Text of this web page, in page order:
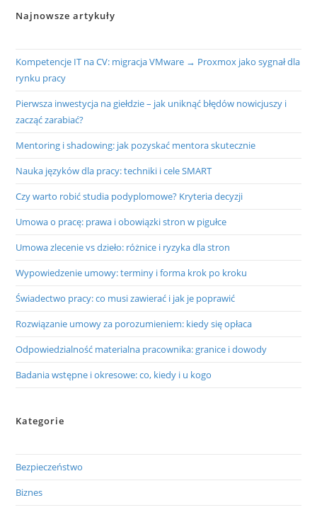
Najnowsze artykuły
Kompetencje IT na CV: migracja VMware → Proxmox jako sygnał dla
rynku pracy
Pierwsza inwestycja na giełdzie – jak uniknąć błędów nowicjuszy i
zacząć zarabiać?
Mentoring i shadowing: jak pozyskać mentora skutecznie
Nauka języków dla pracy: techniki i cele SMART
Czy warto robić studia podyplomowe? Kryteria decyzji
Umowa o pracę: prawa i obowiązki stron w pigułce
Umowa zlecenie vs dzieło: różnice i ryzyka dla stron
Wypowiedzenie umowy: terminy i forma krok po kroku
Świadectwo pracy: co musi zawierać i jak je poprawić
Rozwiązanie umowy za porozumieniem: kiedy się opłaca
Odpowiedzialność materialna pracownika: granice i dowody
Badania wstępne i okresowe: co, kiedy i u kogo
Kategorie
Bezpieczeństwo
Biznes